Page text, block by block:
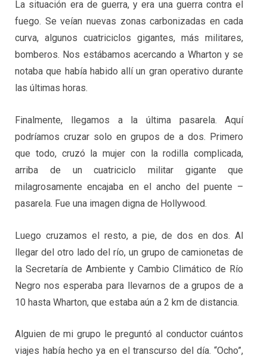
La situación era de guerra, y era una guerra contra el
fuego. Se veían nuevas zonas carbonizadas en cada
curva, algunos cuatriciclos gigantes, más militares,
bomberos. Nos estábamos acercando a Wharton y se
notaba que había habido allí un gran operativo durante
las últimas horas.
Finalmente, llegamos a la última pasarela. Aquí
podríamos cruzar solo en grupos de a dos. Primero
que todo, cruzó la mujer con la rodilla complicada,
arriba de un cuatriciclo militar gigante que
milagrosamente encajaba en el ancho del puente –
pasarela. Fue una imagen digna de Hollywood.
Luego cruzamos el resto, a pie, de dos en dos. Al
llegar del otro lado del río, un grupo de camionetas de
la Secretaría de Ambiente y Cambio Climático de Río
Negro nos esperaba para llevarnos de a grupos de a
10 hasta Wharton, que estaba aún a 2 km de distancia.
Alguien de mi grupo le preguntó al conductor cuántos
viajes había hecho ya en el transcurso del día. “Ocho”,